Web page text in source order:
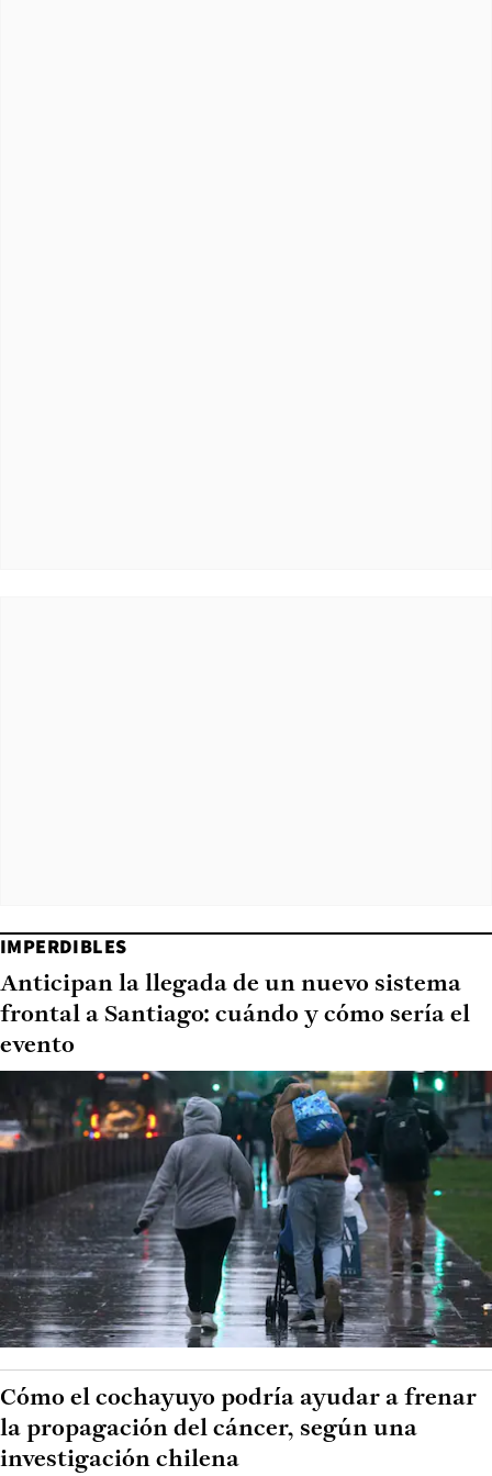
IMPERDIBLES
Anticipan la llegada de un nuevo sistema
frontal a Santiago: cuándo y cómo sería el
evento
Cómo el cochayuyo podría ayudar a frenar
la propagación del cáncer, según una
investigación chilena